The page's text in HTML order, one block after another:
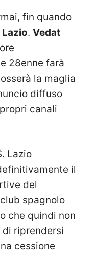
fin quando
Lazio. Vedat
28enne farà
la maglia
diffuso
canali
Lazio
il
del
spagnolo
che quindi non
riprendersi
cessione